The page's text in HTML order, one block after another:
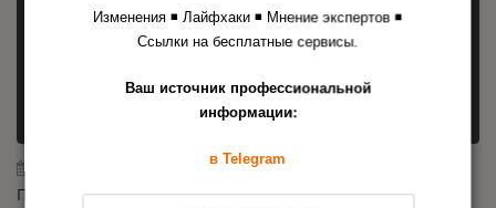
Почти 40 маркетплейсов подключились к сервису
Изменения ◾ Лайфхаки ◾ Мнение экспертов ◾
Ссылки на бесплатные сервисы.
Ваш источник профессиональной
информации:
в Telegram